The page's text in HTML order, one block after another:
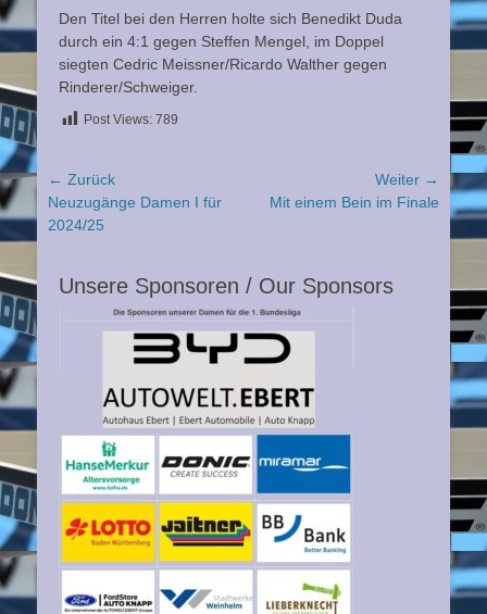
Den Titel bei den Herren holte sich Benedikt Duda
durch ein 4:1 gegen Steffen Mengel, im Doppel
siegten Cedric Meissner/Ricardo Walther gegen
Rinderer/Schweiger.
Post Views: 789
Beitragsnavigation
← Zurück
Vorheriger
Beitrag:
Neuzugänge Damen I für
2024/25
Weiter →
Nächster
Mit einem Bein im Finale
Unsere Sponsoren / Our Sponsors